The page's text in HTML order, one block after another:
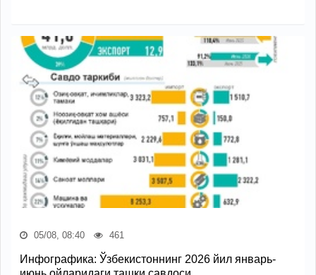
05/08, 08:40 461
Инфографика: Ўзбекистоннинг 2026 йил январь-